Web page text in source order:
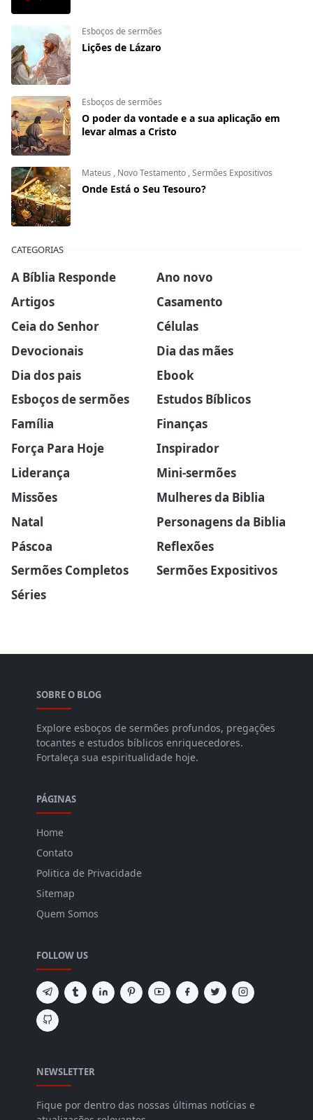
Esboços de sermões
Lições de Lázaro
Esboços de sermões
O poder da vontade e a sua aplicação em
levar almas a Cristo
Mateus , Novo Testamento ,Sermões Expositivos
Onde Está o Seu Tesouro?
CATEGORIAS
A Bíblia Responde
Ano novo
Artigos
Casamento
Ceia do Senhor
Células
Devocionais
Dia das mães
Dia dos pais
Ebook
Esboços de sermões
Estudos Bíblicos
Família
Finanças
Força Para Hoje
Inspirador
Liderança
Mini-sermões
Missões
Mulheres da Biblia
Natal
Personagens da Biblia
Páscoa
Reflexões
Sermões Completos
Sermões Expositivos
Séries
SOBRE O BLOG
Explore esboços de sermões profundos, pregações
tocantes e estudos bíblicos enriquecedores.
Fortaleça sua espiritualidade hoje.
PÁGINAS
Home
Contato
Politica de Privacidade
Sitemap
Quem Somos
FOLLOW US
NEWSLETTER
Fique por dentro das nossas últimas notícias e